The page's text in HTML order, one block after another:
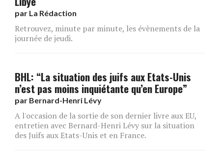
par La Rédaction
Retrouvez, minute par minute, les évènements de la
journée de jeudi.
BHL: “La situation des juifs aux Etats-Unis
n’est pas moins inquiétante qu’en Europe”
par Bernard-Henri Lévy
A l'occasion de la sortie de son dernier livre aux EU,
entretien avec Bernard-Henri Lévy sur la situation
des Juifs aux Etats-Unis et en France.